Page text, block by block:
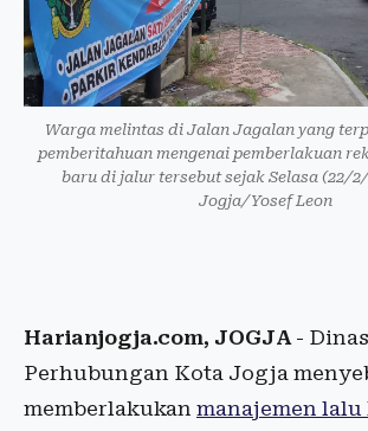
Warga melintas di Jalan Jagalan yang
pemberitahuan mengenai pemberlakuan
baru di jalur tersebut sejak Selasa (22/
Jogja/Yosef Leon
Harianjogja.com, JOGJA- Dinas
Perhubungan Kota Jogja
memberlakukan manajemen